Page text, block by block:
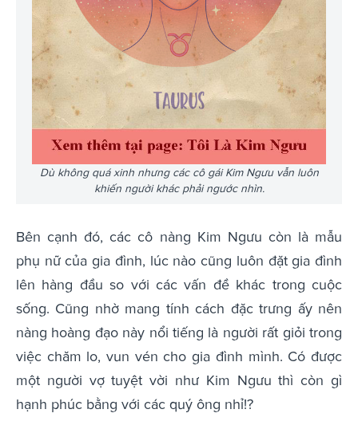
Dù không quá xinh nhưng các cô gái Kim Ngưu vẫn luôn
khiến người khác phải ngước nhìn.
Bên cạnh đó, các cô nàng Kim Ngưu còn là mẫu
phụ nữ của gia đình, lúc nào cũng luôn đặt gia đình
lên hàng đầu so với các vấn đề khác trong cuộc
sống. Cũng nhờ mang tính cách đặc trưng ấy nên
nàng hoàng đạo này nổi tiếng là người rất giỏi trong
việc chăm lo, vun vén cho gia đình mình. Có được
một người vợ tuyệt vời như Kim Ngưu thì còn gì
hạnh phúc bằng với các quý ông nhỉ!?